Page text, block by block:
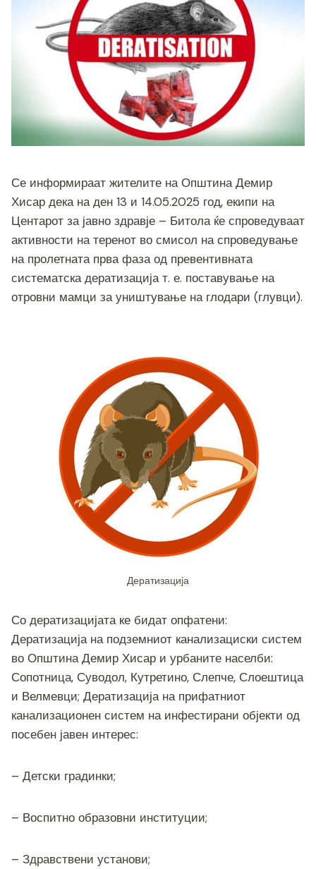
o
n
g
er
a
m
A
p
p
Li
n
k
Се информираат жителите на Општина Демир
Хисар дека на ден 13 и 14.05.2025 год, екипи на
Центарот за јавно здравје – Битола ќе спроведуваат
активности на теренот во смисол на спроведување
на пролетната прва фаза од превентивната
систематска дератизација т. е. поставување на
отровни мамци за уништување на глодари (глувци).
Дератизација
Со дератизацијата ке бидат опфатени:
Дератизација на подземниот канализациски систем
во Општина Демир Хисар и урбаните населби:
Сопотница, Суводол, Кутретино, Слепче, Слоештица
и Велмевци; Дератизација на прифатниот
канализационен систем на инфестирани објекти од
посебен јавен интерес:
– Детски градинки;
– Воспитно образовни институции;
– Здравствени установи;